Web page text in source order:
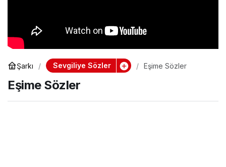
Şarkı Sevgiliye Sözler Eşime Sözler
Eşime Sözler